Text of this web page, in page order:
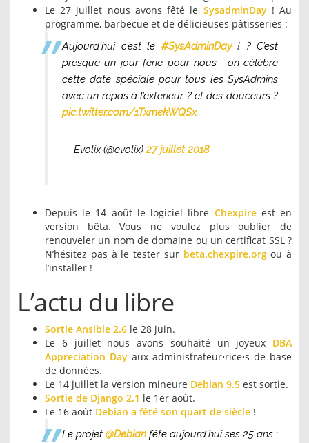
Le 27 juillet nous avons fêté le SysadminDay! Au
programme, barbecue et de délicieuses pâtisseries :
Aujourd’hui c’est le #SysAdminDay! ? C’est
presque un jour férié pour nous : on célèbre
cette date spéciale pour tous les SysAdmins
avec un repas à l’extérieur ? et des douceurs ?
pic.twitter.com/1TxmekWQSx
— Evolix (@evolix) 27 juillet 2018
Depuis le 14 août le logiciel libre Chexpireest en
version bêta. Vous ne voulez plus oublier de
renouveler un nom de domaine ou un certificat SSL ?
N’hésitez pas à le tester sur beta.chexpire.orgou à
l’installer !
L’actu du libre
Sortie Ansible 2.6 le 28 juin.
Le 6 juillet nous avons souhaité un joyeux DBA
Appreciation Day aux administrateur⋅rice⋅s de base
de données.
Le 14 juillet la version mineure Debian 9.5 est sortie.
Sortie de Django 2.1 le 1er août.
Le 16 août Debian a fêté son quart de siècle !
Le projet @Debianfête aujourd’hui ses 25 ans :